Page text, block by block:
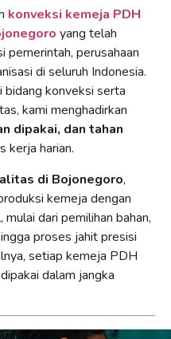
konveksi kemeja PDH
yang telah
pemerintah, perusahaan
di seluruh Indonesia.
bidang konveksi serta
kami menghadirkan
dipakai, dan tahan
kerja harian.
di Bojonegoro,
kemeja dengan
dari pemilihan bahan,
proses jahit presisi
setiap kemeja PDH
dalam jangka